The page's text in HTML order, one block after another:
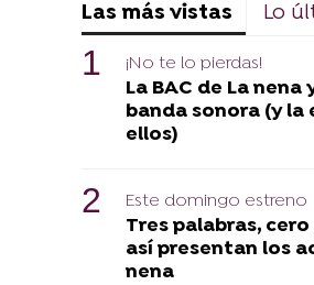
Las más vistas Lo
¡No te lo pierdas!
La BAC de La nena
banda sonora (y la
ellos)
Este domingo estreno
Tres palabras,
así presentan los
nena